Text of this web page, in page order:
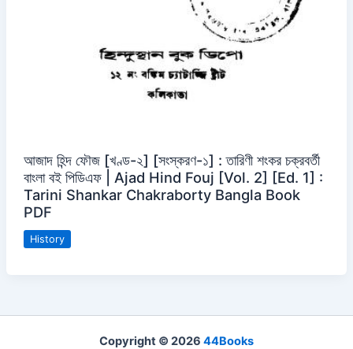
আজাদ হিন্দ ফৌজ [খণ্ড-২] [সংস্করণ-১] : তারিণী শংকর চক্রবর্তী
বাংলা বই পিডিএফ | Ajad Hind Fouj [Vol. 2] [Ed. 1] :
Tarini Shankar Chakraborty Bangla Book
PDF
History
Copyright © 2026 44Books